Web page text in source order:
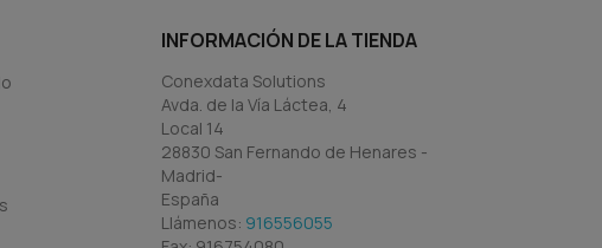
INFORMACIÓN DE LA TIENDA
Conexdata Solutions
Avda. de la Vía Láctea, 4
Local 14
28830 San Fernando de Henares -
Madrid-
España
Llámenos: 916556055